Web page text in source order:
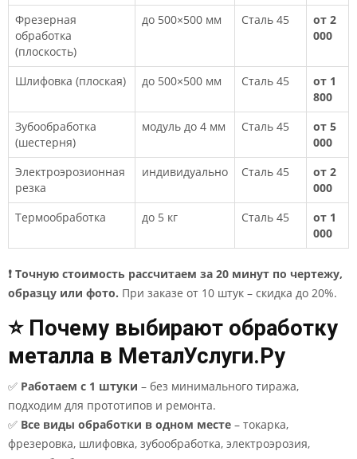
Фрезерная
обработка
(плоскость)
до 500×500 мм Сталь 45
от 2
000
Шлифовка (плоская) до 500×500 мм Сталь 45
от 1
800
Зубообработка
(шестерня)
модуль до 4 мм Сталь 45
от 5
000
Электроэрозионная
резка
индивидуально Сталь 45
от 2
000
Термообработка
до 5 кг Сталь 45
от 1
000
❗ Точную стоимость рассчитаем за 20 минут по чертежу,
образцу или фото. При заказе от 10 штук – скидка до 20%.
⭐ Почему выбирают обработку
металла в МеталУслуги.Ру
✅ Работаем с 1 штуки – без минимального тиража,
подходим для прототипов и ремонта.
✅ Все виды обработки в одном месте – токарка,
фрезеровка, шлифовка, зубообработка, электроэрозия,